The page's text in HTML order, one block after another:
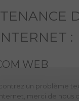
:
WEB
un problème
merci de nous